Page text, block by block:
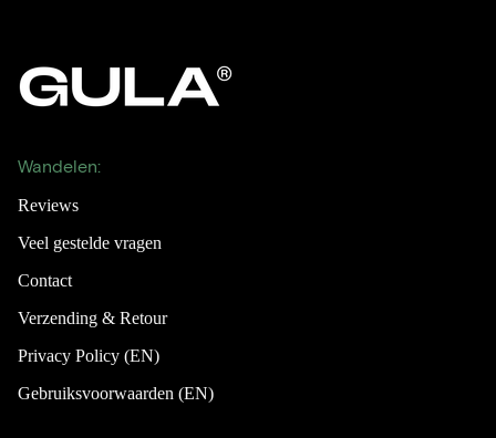
Wandelen:
Reviews
Veel gestelde vragen
Contact
Verzending & Retour
Privacy Policy (EN)
Gebruiksvoorwaarden (EN)